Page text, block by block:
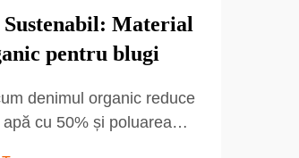
Material
pentru blugi
denimul organic reduce
cu 50% și poluarea